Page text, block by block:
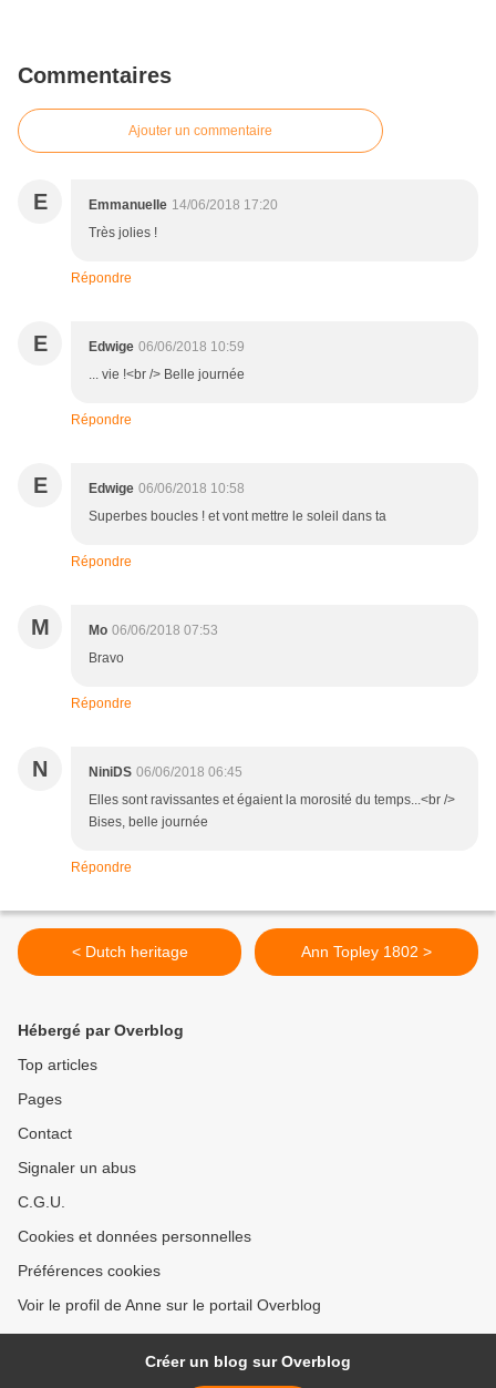
Commentaires
Ajouter un commentaire
E Emmanuelle 14/06/2018 17:20
Très jolies !
Répondre
E Edwige 06/06/2018 10:59
... vie !<br /> Belle journée
Répondre
E Edwige 06/06/2018 10:58
Superbes boucles ! et vont mettre le soleil dans ta
Répondre
M Mo 06/06/2018 07:53
Bravo
Répondre
N NiniDS 06/06/2018 06:45
Elles sont ravissantes et égaient la morosité du temps...<br />
Bises, belle journée
Répondre
< Dutch heritage Ann Topley 1802 >
Hébergé par Overblog
Top articles
Pages
Contact
Signaler un abus
C.G.U.
Cookies et données personnelles
Préférences cookies
Voir le profil de Anne sur le portail Overblog
Créer un blog sur Overblog